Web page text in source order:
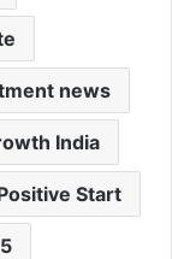
news
India
Start